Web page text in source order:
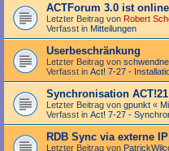
ACTForum 3.0 ist online
Letzter Beitrag von Robert
Verfasst in Mitteilungen
Userbeschränkung
Letzter Beitrag von
Verfasst in Act! 7-27 -
Synchronisation
Letzter Beitrag von gpunkt «
Verfasst in Act! 7-27 -
RDB Sync via externe
Letzter Beitrag von